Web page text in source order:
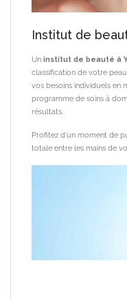
Institut de
Un institut de beauté à
classification de votre
vos besoins individuels en
programme de soins à
résultats.
Profitez d’un moment de
totale entre les mains de